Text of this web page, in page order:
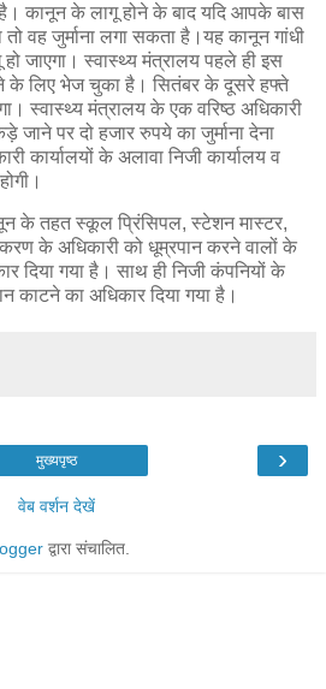
कानून के लागू होने के बाद यदि आपके बास
वह जुर्माना लगा सकता है।यह कानून गांधी
जाएगा। स्वास्थ्य मंत्रालय पहले ही इस
के लिए भेज चुका है। सितंबर के दूसरे हफ्ते
स्वास्थ्य मंत्रालय के एक वरिष्ठ अधिकारी
जाने पर दो हजार रुपये का जुर्माना देना
कार्यालयों के अलावा निजी कार्यालय व
के तहत स्कूल प्रिंसिपल, स्टेशन मास्टर,
के अधिकारी को धूम्रपान करने वालों के
दिया गया है। साथ ही निजी कंपनियों के
काटने का अधिकार दिया गया है।
›
मुख्यपृष्ठ
वेब वर्शन देखें
द्वारा संचालित.